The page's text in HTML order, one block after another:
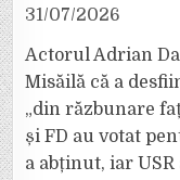
31/07/2026
Actorul Adrian
Misăilă că a
„din răzbunare
și FD au votat
a abținut, iar